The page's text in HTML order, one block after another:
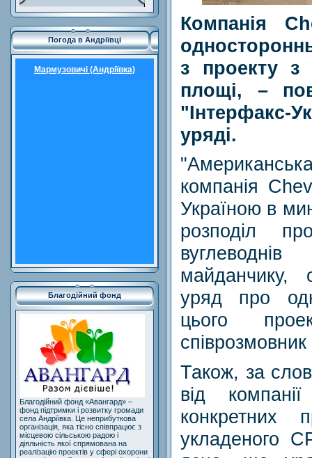
Погода в Андріївці
Мармузовичі (Андріївка)
Благодійний фонд
Благодійний фонд «Авангард» –
фонд підтримки і розвитку громади
села Андріївка. Це неприбуткова
організація, яка тісно співпрацює з
місцевою сільською радою і
діяльність якої спрямована на
реалізацію проектів у сфері охорони
Компанія
з проекту з
площі, –
"Інтерфакс-
уряді.
компанія
Україною в
розподіл
майданчику,
уряд про
цього
співрозмовник
Також, за
від
конкретних
укладеного